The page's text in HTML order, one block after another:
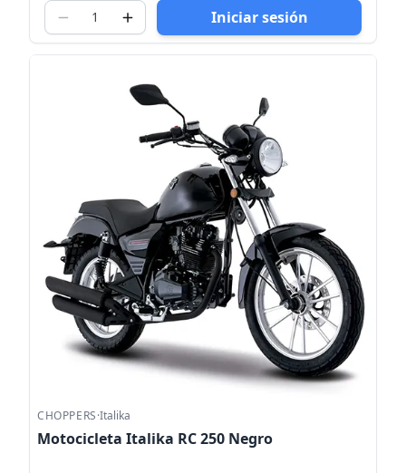
Iniciar sesión
CHOPPERS·Italika
Motocicleta Italika RC 250 Negro